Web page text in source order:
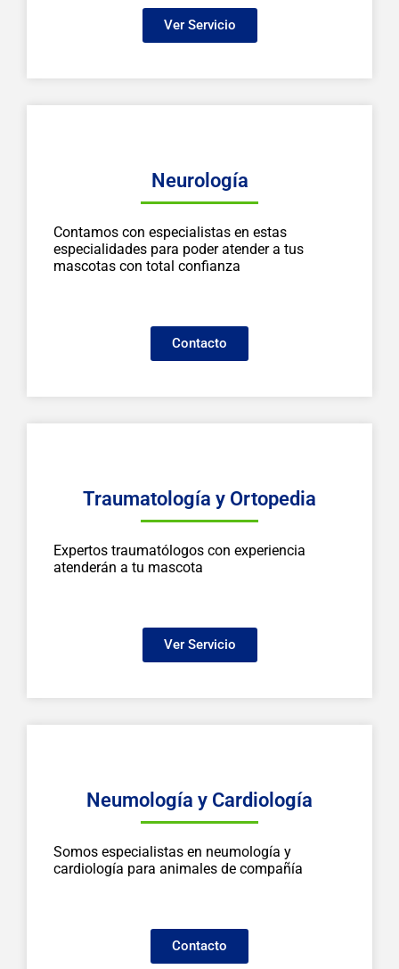
Ver Servicio
Neurología
Contamos con especialistas en estas
especialidades para poder atender a tus
mascotas con total confianza
Contacto
Traumatología y Ortopedia
Expertos traumatólogos con experiencia
atenderán a tu mascota
Ver Servicio
Neumología y Cardiología
Somos especialistas en neumología y
cardiología para animales de compañía
Contacto